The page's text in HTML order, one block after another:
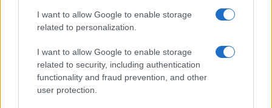
I want to allow Google to enable storage
related to personalization.
I want to allow Google to enable storage
related to security, including authentication
functionality and fraud prevention, and other
user protection.
sovraštva, nasilja ali nestrpnosti. Komentarji z žaljivimi,
rasističnimi, diskriminatornimi ali nezakonitimi vsebinami bodo
odstranjeni. Pravila komentiranja →
Failed to fetch